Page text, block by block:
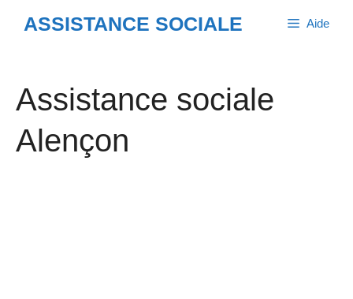
ASSISTANCE SOCIALE Aide
Assistance sociale
Alençon